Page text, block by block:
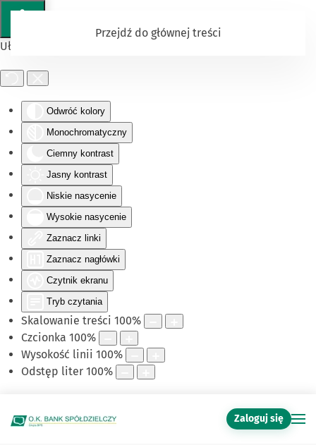
Ułatwienia dostępu
Odwróć kolory
Monochromatyczny
Ciemny kontrast
Jasny kontrast
Niskie nasycenie
Wysokie nasycenie
Zaznacz linki
Zaznacz nagłówki
Czytnik ekranu
Tryb czytania
Skalowanie treści 100%
Czcionka 100%
Wysokość linii 100%
Odstęp liter 100%
Przejdź do głównej treści
Zaloguj się